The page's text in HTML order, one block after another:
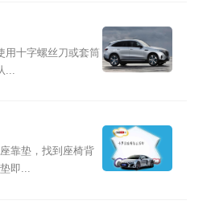
用十字螺丝刀或套筒
靠垫，找到座椅背
即...